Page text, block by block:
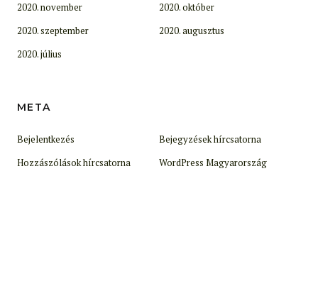
2020. november
2020. október
2020. szeptember
2020. augusztus
2020. július
META
Bejelentkezés
Bejegyzések hírcsatorna
Hozzászólások hírcsatorna
WordPress Magyarország